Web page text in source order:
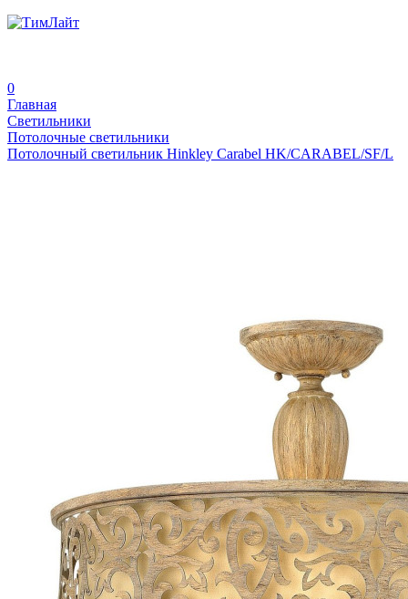
0
Главная
Светильники
Потолочные светильники
Потолочный светильник Hinkley Carabel HK/CARABEL/SF/L